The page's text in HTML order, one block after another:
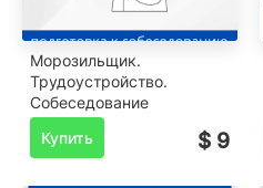
Морозильщик.
Трудоустройство.
Собеседование
Купить
$ 9